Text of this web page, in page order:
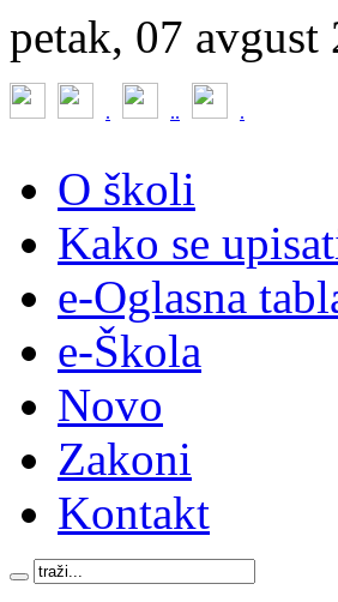
petak, 07 avgust
. .. .
O školi
Kako se
e-Oglasna
e-Škola
Novo
Zakoni
Kontakt